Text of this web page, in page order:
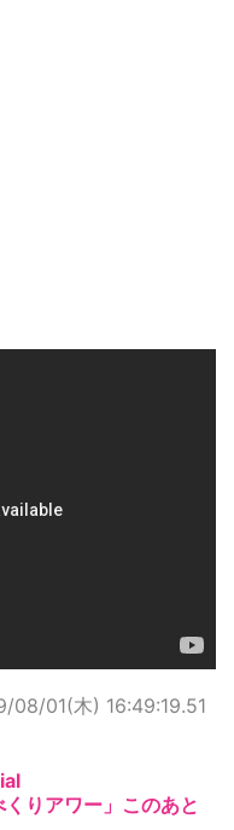
08/01(木) 16:49:19.51
りアワー」このあと